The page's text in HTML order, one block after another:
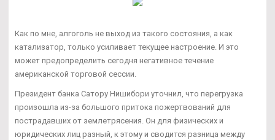
Как по мне, алгоголь не выход из такого состояния, а как
катализатор, только усиливает текущее настроение. И это
может предопределить сегодня негативное течение
американской торговой сессии.
Президент банка Сатору Нишибори уточнил, что перегрузка
произошла из-за большого притока пожертвований для
пострадавших от землетрясения. Он для физических и
юридических лиц разный, к этому и сводится разница между